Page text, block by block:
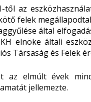
től az
felek
által
elnöke általi
Társaság és Felek
az elmúlt évek
jellemezte.